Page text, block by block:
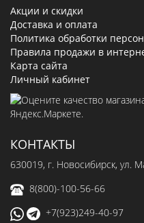
Акции и скидки
Доставка и оплата
Политика обработки
Правила продажи в
Карта сайта
Личный кабинет
КОНТАКТЫ
630019, г. Новосибирск, ул.
8(800)-100-56-66
+7(923)249-40-97